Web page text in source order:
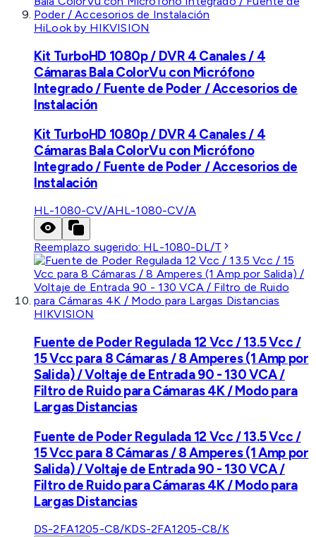
HiLook by HIKVISION
Kit TurboHD 1080p / DVR 4 Canales / 4
Cámaras Bala ColorVu con Micrófono
Integrado / Fuente de Poder / Accesorios de
Instalación
Kit TurboHD 1080p / DVR 4 Canales / 4
Cámaras Bala ColorVu con Micrófono
Integrado / Fuente de Poder / Accesorios de
Instalación
HL-1080-CV/AHL-1080-CV/A
Reemplazo sugerido: HL-1080-DL/T
HIKVISION
Fuente de Poder Regulada 12 Vcc / 13.5 Vcc /
15 Vcc para 8 Cámaras / 8 Amperes (1 Amp por
Salida) / Voltaje de Entrada 90 - 130 VCA /
Filtro de Ruido para Cámaras 4K / Modo para
Largas Distancias
Fuente de Poder Regulada 12 Vcc / 13.5 Vcc /
15 Vcc para 8 Cámaras / 8 Amperes (1 Amp por
Salida) / Voltaje de Entrada 90 - 130 VCA /
Filtro de Ruido para Cámaras 4K / Modo para
Largas Distancias
DS-2FA1205-C8/KDS-2FA1205-C8/K